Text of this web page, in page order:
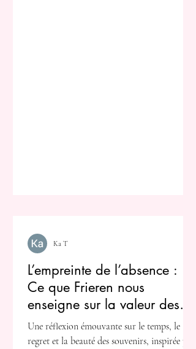
L’empreinte de l’absence :
Ce que Frieren nous
enseigne sur la valeur des
instants éphémères
Une réflexion émouvante sur le temps, le
regret et la beauté des souvenirs, inspirée par
Ka T